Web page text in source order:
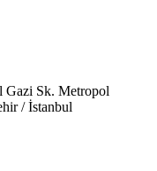
Gazi Sk. Metropol
/ İstanbul